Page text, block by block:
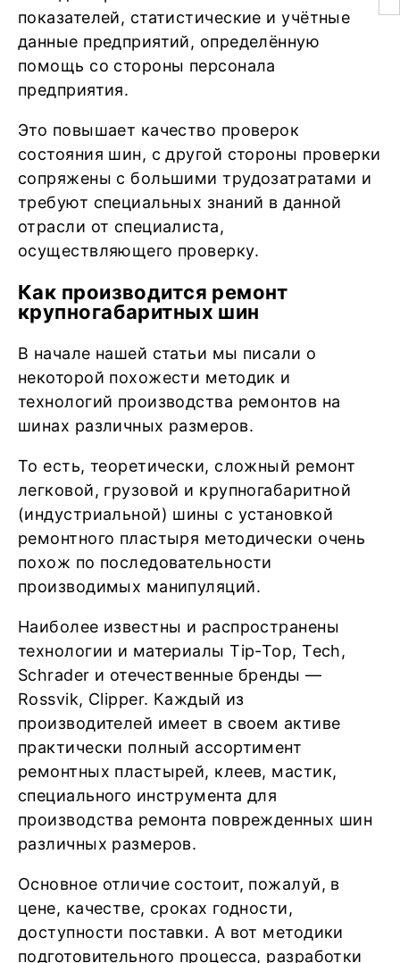
показателей, статистические и учётные
данные предприятий, определённую
помощь со стороны персонала
предприятия.
Это повышает качество проверок
состояния шин, с другой стороны проверки
сопряжены с большими трудозатратами и
требуют специальных знаний в данной
отрасли от специалиста,
осуществляющего проверку.
Как производится ремонт
крупногабаритных шин
В начале нашей статьи мы писали о
некоторой похожести методик и
технологий производства ремонтов на
шинах различных размеров.
То есть, теоретически, сложный ремонт
легковой, грузовой и крупногабаритной
(индустриальной) шины с установкой
ремонтного пластыря методически очень
похож по последовательности
производимых манипуляций.
Наиболее известны и распространены
технологии и материалы Tip-Top, Tech,
Schrader и отечественные бренды —
Rossvik, Clipper. Каждый из
производителей имеет в своем активе
практически полный ассортимент
ремонтных пластырей, клеев, мастик,
специального инструмента для
производства ремонта поврежденных шин
различных размеров.
Основное отличие состоит, пожалуй, в
цене, качестве, сроках годности,
доступности поставки. А вот методики
подготовительного процесса, разработки